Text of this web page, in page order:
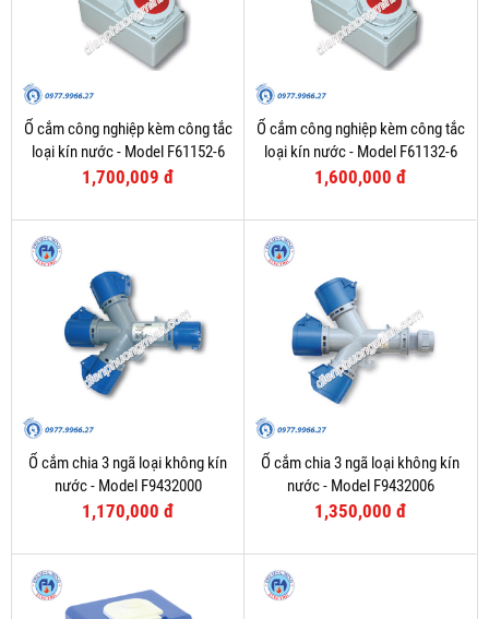
Ổ cắm công nghiệp kèm công tắc
loại kín nước - Model F61152-6
1,700,009 đ
Ổ cắm công nghiệp kèm công tắc
loại kín nước - Model F61132-6
1,600,000 đ
Ổ cắm chia 3 ngã loại không kín
nước - Model F9432000
1,170,000 đ
Ổ cắm chia 3 ngã loại không kín
nước - Model F9432006
1,350,000 đ